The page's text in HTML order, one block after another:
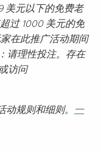
美元以下的免费老
过 1000 美元的免
在此推广活动期间
请理性投注。存在
访问
规则和细则。 一